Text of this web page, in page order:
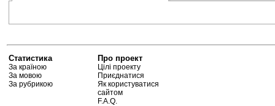
Статистика
За країною
За мовою
За рубрикою
Про проект
Цілі проекту
Приєднатися
Як користуватися
сайтом
F.A.Q.